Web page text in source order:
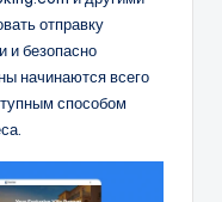
отправку
и безопасно
начинаются всего
способом